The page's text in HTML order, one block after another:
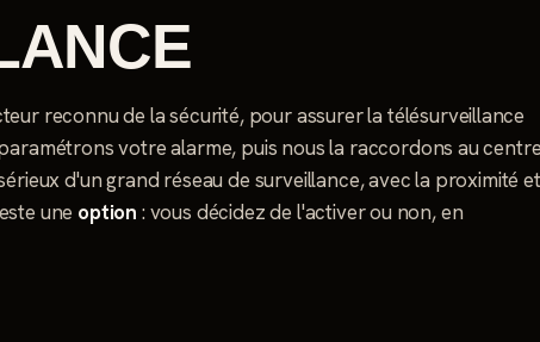
reconnu de la sécurité, pour assurer la télésurveillance
votre alarme, puis nous la raccordons au
d'un grand réseau de surveillance, avec la proximité et
une option : vous décidez de l'activer ou non, en